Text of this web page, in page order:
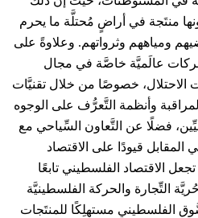
منتَجة في أراضٍ مُحتلَّة ما يحرم
ومياههم وثرواتهم. وعلاوةً على
عالَميَّة خاصَّة في مجال
الاحتلال، خصوصًا من خلال تقنيَّات
وأنظمة التَّعرُّف على الوجوه
فضلًا عن التَّعاون السِّياحي مع
قيودًا على الاقتصاد
الاقتصاد الفلسطيني تابعًا
التِّجارة والحركة الفلسطينيَّة
الفلسطيني مستهلِكًا للمنتَجات